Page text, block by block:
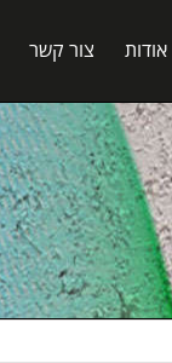
אודות צור קשר